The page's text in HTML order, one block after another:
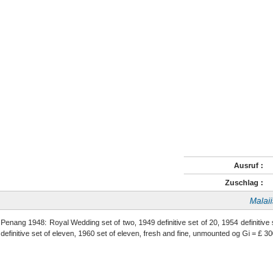
Ausruf :
Zuschlag :
Penang 1948: Royal Wedding set of two, 1949 definitive set of 20, 1954 definitive
definitive set of eleven, 1960 set of eleven, fresh and fine, unmounted og Gi = £